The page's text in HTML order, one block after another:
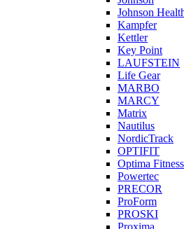
Johnson
Kampfer
Kettler
Key Point
LAUFSTEIN
Life Gear
MARBO
MARCY
Matrix
Nautilus
NordicTrack
OPTIFIT
Optima Fitness
Powertec
PRECOR
ProForm
PROSKI
Proxima